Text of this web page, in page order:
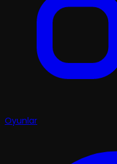
Oyunlar